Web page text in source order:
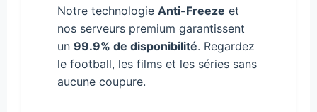
Notre technologie Anti-Freeze et
nos serveurs premium garantissent
un 99.9% de disponibilité. Regardez
le football, les films et les séries sans
aucune coupure.